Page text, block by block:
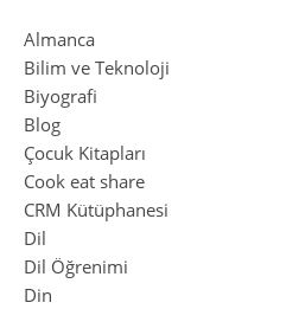
Almanca
Bilim ve Teknoloji
Biyografi
Blog
Çocuk Kitapları
Cook eat share
CRM Kütüphanesi
Dil
Dil Öğrenimi
Din